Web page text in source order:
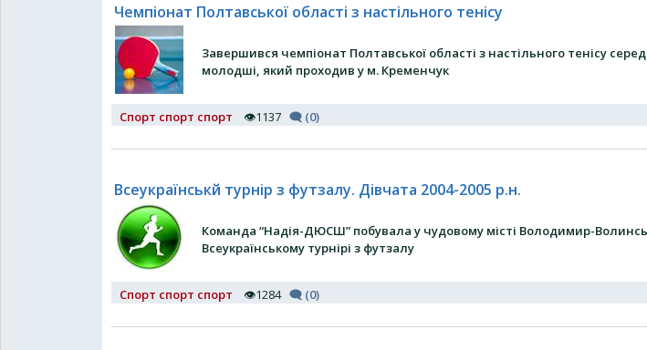
Чемпіонат Полтавської області з настільного тенісу
Завершився чемпіонат Полтавської області з настільного тенісу серед
молодші, який проходив у м. Кременчук
Спорт спорт спорт 👁1137 🗨 (0)
Всеукраїнськй турнір з футзалу. Дівчата 2004-2005 р.н.
Команда “Надія-ДЮСШ” побувала у чудовому місті Володимир-
Всеукраїнському турнірі з футзалу
Спорт спорт спорт 👁1284 🗨 (0)